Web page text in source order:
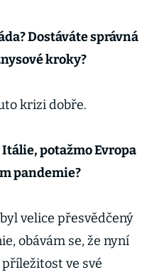
Dostáváte správná
kroky?
krizi dobře.
potažmo Evropa
pandemie?
velice přesvědčený
obávám se, že nyní
ve své